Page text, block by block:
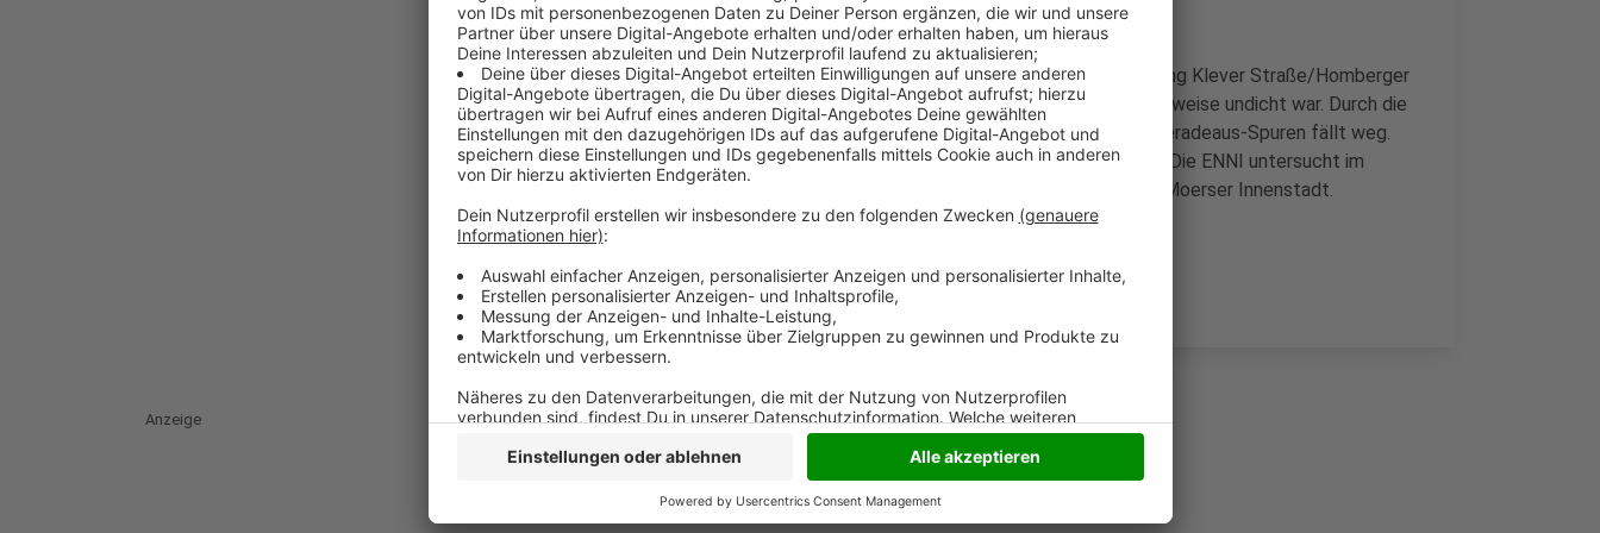
In Moers repariert die ENNI gerade eine Gasleitung an der Kreuzung Klever Straße/Homberger
Straße. Bei Untersuchungen war aufgefallen, dass die Leitung teilweise undicht war. Durch die
Baustelle ändert sich auch die Straßenführung: eine der beiden Geradeaus-Spuren fällt weg.
Die Arbeiten dauern wohl bis zum Ende der ersten Augustwoche. Die ENNI untersucht im
Moment ihr gesamtes rund 100 Kilometer langes Gasnetz in der Moerser Innenstadt.
Anzeige